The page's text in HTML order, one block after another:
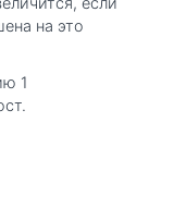
на это
1